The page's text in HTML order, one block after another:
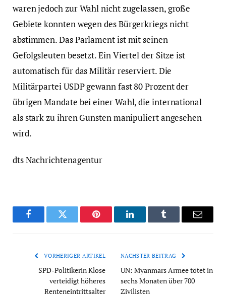
waren jedoch zur Wahl nicht zugelassen, große
Gebiete konnten wegen des Bürgerkriegs nicht
abstimmen. Das Parlament ist mit seinen
Gefolgsleuten besetzt. Ein Viertel der Sitze ist
automatisch für das Militär reserviert. Die
Militärpartei USDP gewann fast 80 Prozent der
übrigen Mandate bei einer Wahl, die international
als stark zu ihren Gunsten manipuliert angesehen
wird.
dts Nachrichtenagentur
FacebookTwitter Pinterest LinkedInTumblr Email
VORHERIGER ARTIKEL
SPD-Politikerin Klose
verteidigt höheres
Renteneintrittsalter
NÄCHSTER BEITRAG
UN: Myanmars Armee tötet in
sechs Monaten über 700
Zivilisten